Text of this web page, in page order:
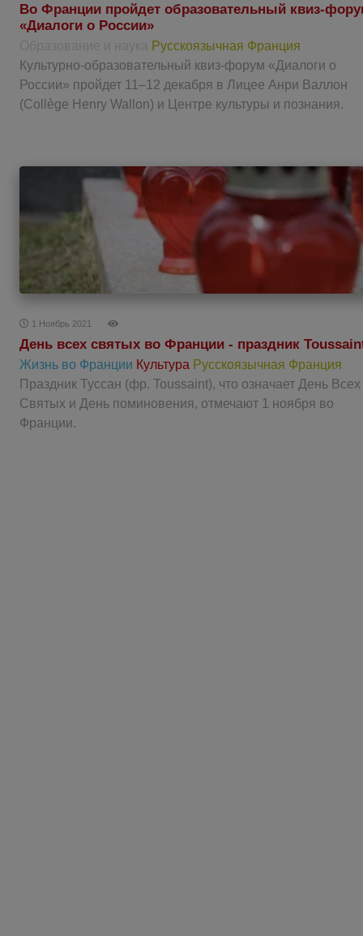
Во Франции пройдет образовательный квиз-
«Диалоги о России»
Русскоязычная Франция
Культурно-образовательный квиз-форум «Диалоги о
России» пройдет 11–12 декабря в Лицее Анри Валлон
(Collège Henry Wallon) и Центре культуры и познания.
1 Ноябрь 2021
День всех святых во Франции - праздник
Жизнь во Франции Культура Русскоязычная Франция
Праздник Туссан (фр. Toussaint), что означает День Всех
Святых и День поминовения, отмечают 1 ноября во
Франции.